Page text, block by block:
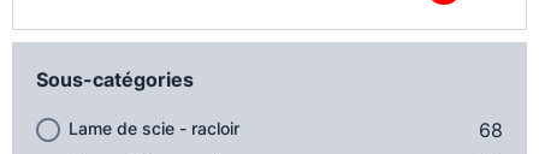
Sous-catégories
Lame de scie - racloir 68